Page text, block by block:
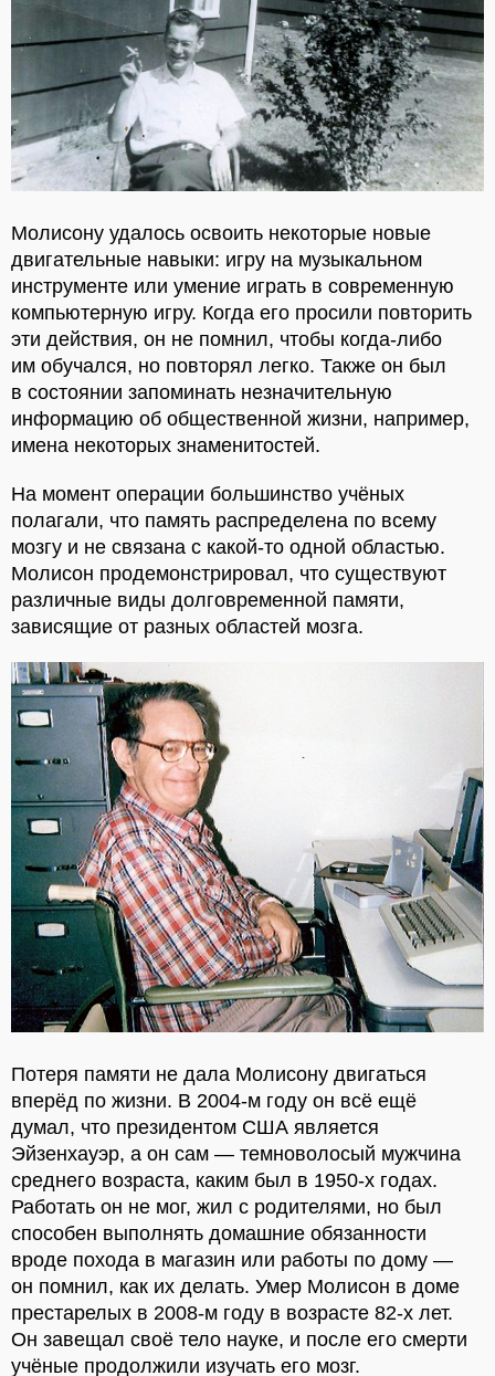
Молисону удалось освоить некоторые новые
двигательные навыки: игру на музыкальном
инструменте или умение играть в современную
компьютерную игру. Когда его просили повторить
эти действия, он не помнил, чтобы когда-либо
им обучался, но повторял легко. Также он был
в состоянии запоминать незначительную
информацию об общественной жизни, например,
имена некоторых знаменитостей.
На момент операции большинство учёных
полагали, что память распределена по всему
мозгу и не связана с какой-то одной областью.
Молисон продемонстрировал, что существуют
различные виды долговременной памяти,
зависящие от разных областей мозга.
Потеря памяти не дала Молисону двигаться
вперёд по жизни. В 2004-м году он всё ещё
думал, что президентом США является
Эйзенхауэр, а он сам — темноволосый мужчина
среднего возраста, каким был в 1950-х годах.
Работать он не мог, жил с родителями, но был
способен выполнять домашние обязанности
вроде похода в магазин или работы по дому —
он помнил, как их делать. Умер Молисон в доме
престарелых в 2008-м году в возрасте 82-х лет.
Он завещал своё тело науке, и после его смерти
учёные продолжили изучать его мозг.